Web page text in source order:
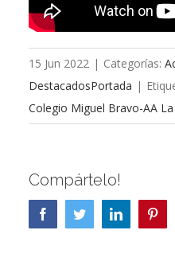
15 Jun 2022 | Categorías:
DestacadosPortada |
Colegio Miguel Bravo-AA La
Compártelo!
FacebookTwitterLinkedIn